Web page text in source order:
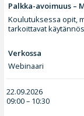
Palkka-avoimuus –
Koulutuksessa opit,
tarkoittavat
Verkossa
Webinaari
22.09.2026
09:00 – 10:30